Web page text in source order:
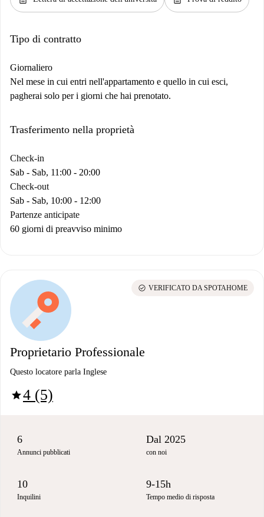
Tipo di contratto
Giornaliero
Nel mese in cui entri nell'appartamento e quello in cui esci,
pagherai solo per i giorni che hai prenotato.
Trasferimento nella proprietà
Check-in
Sab - Sab, 11:00 - 20:00
Check-out
Sab - Sab, 10:00 - 12:00
Partenze anticipate
60 giorni di preavviso minimo
Proprietario Professionale
Questo locatore parla Inglese
star4 (5)
check_circle VERIFICATO DA SPOTAHOME
6
Annunci pubblicati
Dal 2025
con noi
10
Inquilini
9-15h
Tempo medio di risposta